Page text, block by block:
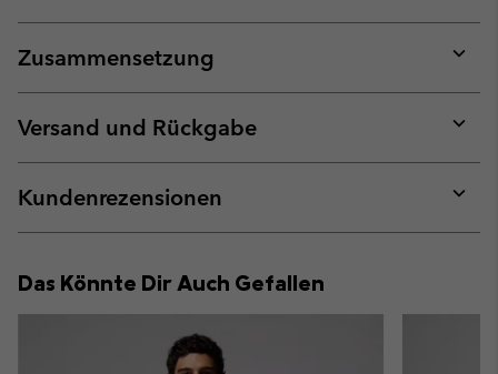
Zusammensetzung
or
Versand und Rückgabe
or
Kundenrezensionen
or
Das Könnte Dir Auch Gefallen